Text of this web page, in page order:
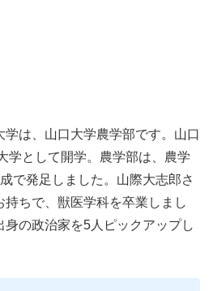
は、山口大学農学部です。山口
学として開学。農学部は、農学
で発足しました。山際大志郎さ
持ちで、獣医学科を卒業しまし
の政治家を5人ピックアップし